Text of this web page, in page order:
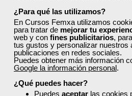
¿Para qué las utilizamos?
En Cursos Femxa utilizamos
para tratar de mejorar tu
web y con fines publicitarios,
tus gustos y personalizar nuestros
publicaciones en redes sociales.
Puedes obtener más información
Google la información personal.
¿Qué puedes hacer?
Puedes aceptar las cookies
Ver curso
19 184